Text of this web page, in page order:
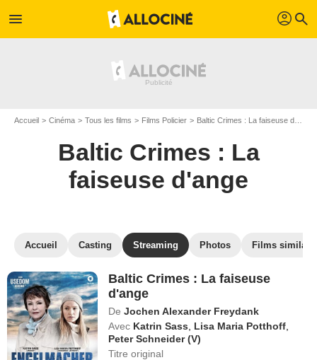
menu profil search
Accueil Cinéma Tous les films Films Policier Baltic Crimes : La faiseuse d'ange
Baltic Crimes : La
faiseuse d'ange
Accueil Casting Streaming Photos Films
Baltic Crimes : La faiseuse
d'ange
De Jochen Alexander Freydank
Avec Katrin Sass Lisa Maria Potthoff
Peter Schneider (V)
Titre original